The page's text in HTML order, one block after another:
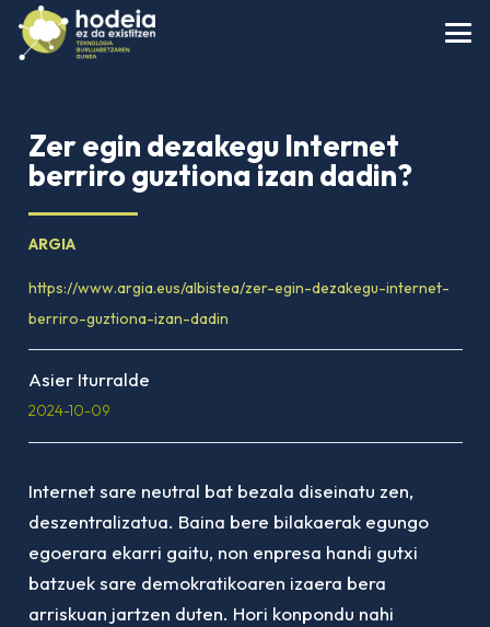
Zer egin dezakegu Internet
berriro guztiona izan dadin?
ARGIA
https://www.argia.eus/albistea/zer-egin-dezakegu-internet-
berriro-guztiona-izan-dadin
Asier Iturralde
2024-10-09
Internet sare neutral bat bezala diseinatu zen,
deszentralizatua. Baina bere bilakaerak egungo
egoerara ekarri gaitu, non enpresa handi gutxi
batzuek sare demokratikoaren izaera bera
arriskuan jartzen duten. Hori konpondu nahi